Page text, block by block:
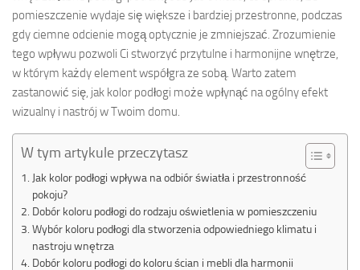
pomieszczenie wydaje się większe i bardziej przestronne, podczas
gdy ciemne odcienie mogą optycznie je zmniejszać. Zrozumienie
tego wpływu pozwoli Ci stworzyć przytulne i harmonijne wnętrze,
w którym każdy element współgra ze sobą. Warto zatem
zastanowić się, jak kolor podłogi może wpłynąć na ogólny efekt
wizualny i nastrój w Twoim domu.
W tym artykule przeczytasz
Jak kolor podłogi wpływa na odbiór światła i przestronność
pokoju?
Dobór koloru podłogi do rodzaju oświetlenia w pomieszczeniu
Wybór koloru podłogi dla stworzenia odpowiedniego klimatu i
nastroju wnętrza
Dobór koloru podłogi do koloru ścian i mebli dla harmonii